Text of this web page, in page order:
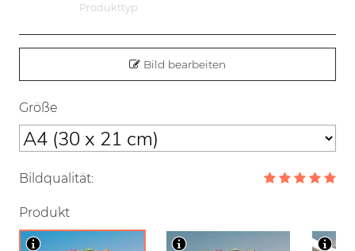
Produkttyp
Bild bearbeiten
Größe
Bildqualität:
Produkt